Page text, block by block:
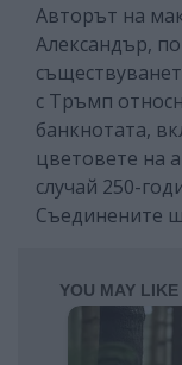
Авторът на
Александър,
с Тръмп
банкнотата,
цветовете на
случай 250-
Съединените